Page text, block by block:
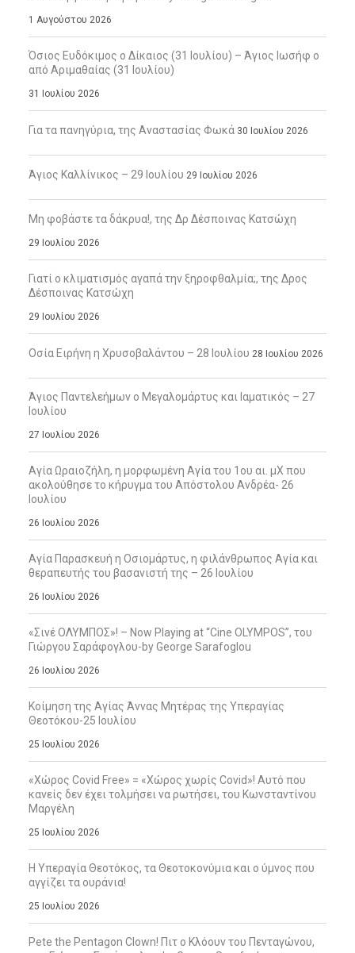
1 Αυγούστου 2026
Όσιος Ευδόκιμος ο Δίκαιος (31 Ιουλίου) – Άγιος Ιωσήφ ο
από Αριμαθαίας (31 Ιουλίου)
31 Ιουλίου 2026
Για τα πανηγύρια, της Αναστασίας Φωκά 30 Ιουλίου 2026
Άγιος Καλλίνικος – 29 Ιουλίου 29 Ιουλίου 2026
Μη φοβάστε τα δάκρυα!, της Δρ Δέσποινας Κατσώχη
29 Ιουλίου 2026
Γιατί ο κλιματισμός αγαπά την ξηροφθαλμία;, της Δρος
Δέσποινας Κατσώχη
29 Ιουλίου 2026
Οσία Ειρήνη η Χρυσοβαλάντου – 28 Ιουλίου 28 Ιουλίου 2026
Άγιος Παντελεήμων ο Μεγαλομάρτυς και Ιαματικός – 27
Ιουλίου
27 Ιουλίου 2026
Αγία Ωραιοζήλη, η μορφωμένη Αγία του 1ου αι. μΧ που
ακολούθησε το κήρυγμα του Απόστολου Ανδρέα- 26
Ιουλίου
26 Ιουλίου 2026
Αγία Παρασκευή η Οσιομάρτυς, η φιλάνθρωπος Αγία και
θεραπευτής του βασανιστή της – 26 Ιουλίου
26 Ιουλίου 2026
«Σινέ ΟΛΥΜΠΟΣ»! – Now Playing at “Cine OLYMPOS”, του
Γιώργου Σαράφογλου-by George Sarafoglou
26 Ιουλίου 2026
Κοίμηση της Αγίας Άννας Μητέρας της Υπεραγίας
Θεοτόκου-25 Ιουλίου
25 Ιουλίου 2026
«Χώρος Covid Free» = «Χώρος χωρίς Covid»! Αυτό που
κανείς δεν έχει τολμήσει να ρωτήσει, του Κωνσταντίνου
Μαργέλη
25 Ιουλίου 2026
Η Υπεραγία Θεοτόκος, τα Θεοτοκονύμια και ο ύμνος που
αγγίζει τα ουράνια!
25 Ιουλίου 2026
Pete the Pentagon Clown! Πιτ ο Κλόουν του Πενταγώνου,